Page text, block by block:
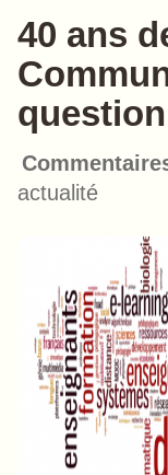
40 ans
actualité